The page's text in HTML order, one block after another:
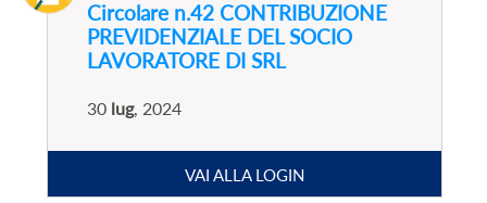
Circolare n.42 CONTRIBUZIONE
PREVIDENZIALE DEL SOCIO
LAVORATORE DI SRL
30 lug, 2024
VAI ALLA LOGIN